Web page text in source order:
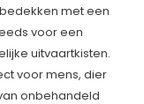
met een
voor een
uitvaartkisten.
voor mens, dier
onbehandeld